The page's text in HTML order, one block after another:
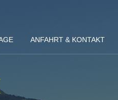
ANFAHRT & KONTAKT